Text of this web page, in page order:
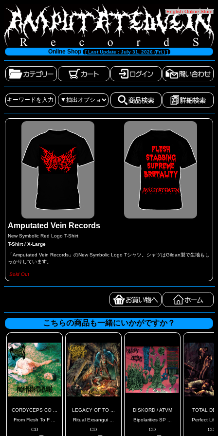
[English Online Store]
Online Shop [ Last Update : July 31, 2026 (Fri.) ]
Amputated Vein Records
New Symbolic Red Logo T-Shirt
T-Shirt / X-Large
「Amputated Vein Records」のNew Symbolic Logo Tシャツ。シャツはGildan製で生地もし
っかりしています。
Sold Out
こちらの商品も一緒にいかがですか？
CORDYCEPS CO ...
From Flesh To F ...
CD
LEGACY OF TO ...
Ritual Exsangui ...
CD
DISKORD / ATVM
Bipolarities SP ...
CD
TOTAL
Perfect
CD